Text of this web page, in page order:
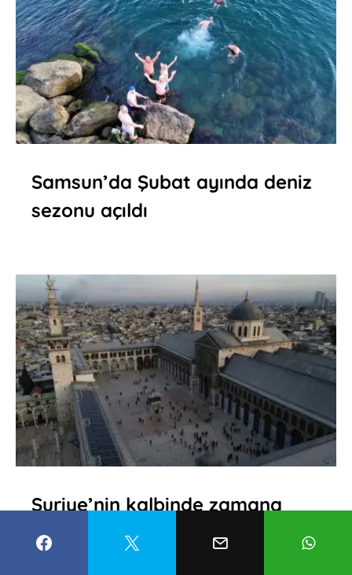
Samsun’da Şubat ayında deniz
sezonu açıldı
Suriye’nin kalbinde zamana
direnen ihtişam: Emevi Camii